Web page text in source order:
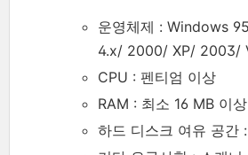
운영체제 : Windows
4.x/ 2000/ XP/ 2003/
CPU : 펜티엄 이상
RAM : 최소 16 MB 이상
하드 디스크 여유 공간